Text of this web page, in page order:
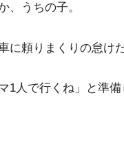
うちの子。
に頼りまくりの怠け
マ1人で行くね」と準